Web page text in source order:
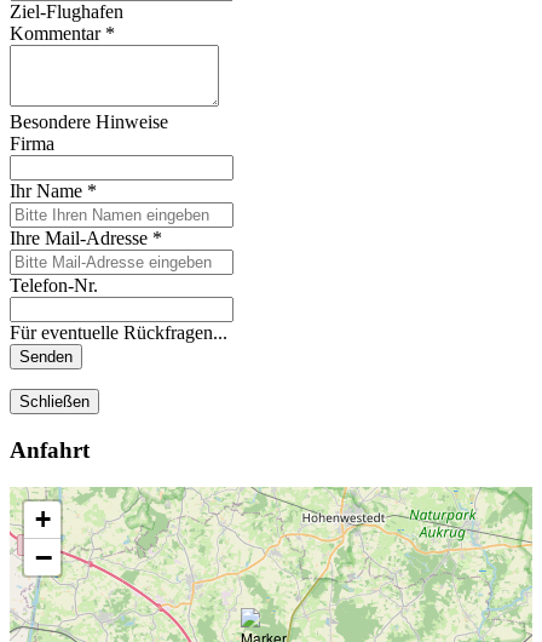
Ziel-Flughafen
Kommentar *
Besondere Hinweise
Firma
Ihr Name *
Ihre Mail-Adresse *
Telefon-Nr.
Für eventuelle Rückfragen...
Senden
Schließen
Anfahrt
+
−